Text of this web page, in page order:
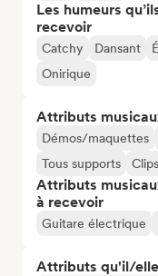
Les humeurs
recevoir
Catchy Dansant
Onirique
Attributs
Démos/maquettes
Tous supports
Attributs
à recevoir
Guitare électrique
Attributs qu'il/